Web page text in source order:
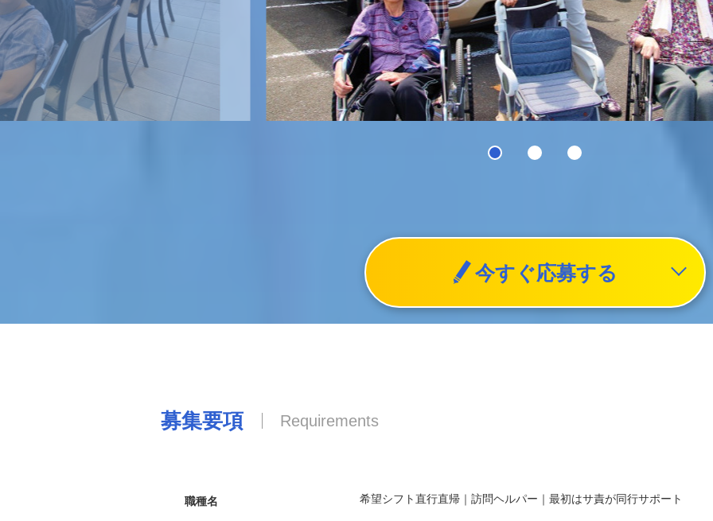
今すぐ応募する
募集要項 Requirements
職種名 希望シフト直行直帰｜訪問ヘルパー｜最初はサ責が同行サポート